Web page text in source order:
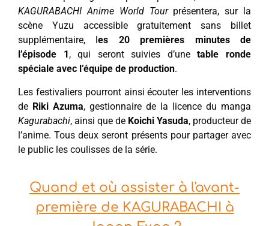
KAGURABACHI Anime World Tourprésentera, sur la
scène Yuzu accessible gratuitement sans billet
supplémentaire, les 20 premières minutes de
l’épisode 1 , qui seront suivies d’unetable ronde
spéciale avec l’équipe de production.
Les festivaliers pourront ainsi écouter les interventions
de Riki Azuma, gestionnaire de la licence du manga
Kagurabachi, ainsi que de Koichi Yasuda, producteur de
l’anime. Tous deux seront présents pour partager avec
le public les coulisses de la série.
Quand et où assister à l'avant-
première de KAGURABACHI à